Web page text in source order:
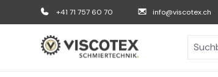
Hauptinhalt springen
Zur Suche springen
Zur Hauptnavigation springen
+41 71 757 60 70 info@viscotex.ch